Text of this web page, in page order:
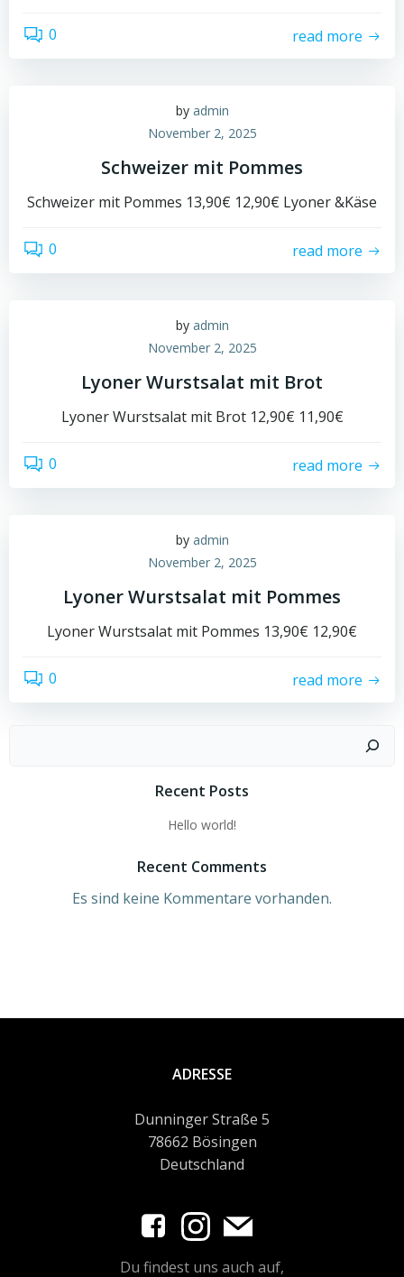
0 read more
by admin
November 2, 2025
Schweizer mit Pommes
Schweizer mit Pommes 13,90€ 12,90€ Lyoner &Käse
0 read more
by admin
November 2, 2025
Lyoner Wurstsalat mit Brot
Lyoner Wurstsalat mit Brot 12,90€ 11,90€
0 read more
by admin
November 2, 2025
Lyoner Wurstsalat mit Pommes
Lyoner Wurstsalat mit Pommes 13,90€ 12,90€
0 read more
Recent Posts
Hello world!
Recent Comments
Es sind keine Kommentare vorhanden.
ADRESSE
Dunninger Straße 5
78662 Bösingen
Deutschland
Du findest uns auch auf,